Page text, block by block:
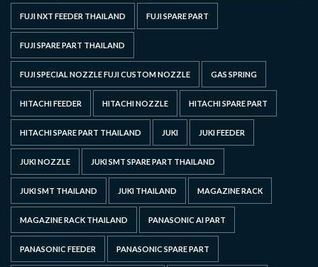
FUJI NXT FEEDER THAILAND FUJI SPARE PART
FUJI SPARE PART THAILAND
FUJI SPECIAL NOZZLE FUJI CUSTOM NOZZLE GAS SPRING
HITACHI FEEDER HITACHI NOZZLE HITACHI SPARE PART
HITACHI SPARE PART THAILAND JUKI JUKI FEEDER
JUKI NOZZLE JUKI SMT SPARE PART THAILAND
JUKI SMT THAILAND JUKI THAILAND MAGAZINE RACK
MAGAZINE RACK THAILAND PANASONIC AI PART
PANASONIC FEEDER PANASONIC SPARE PART